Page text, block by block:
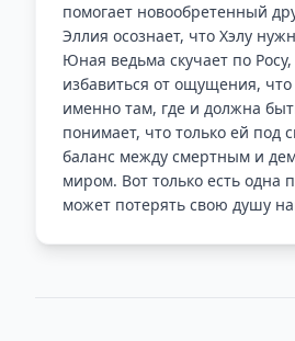
помогает новообретенный
Эллия осознает, что Хэлу
Юная ведьма скучает по
избавиться от ощущения, что
именно там, где и должна
понимает, что только ей под
баланс между смертным и
миром. Вот только есть одна
может потерять свою душу